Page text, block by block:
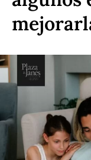
Ciencia
Fantasía
Historia